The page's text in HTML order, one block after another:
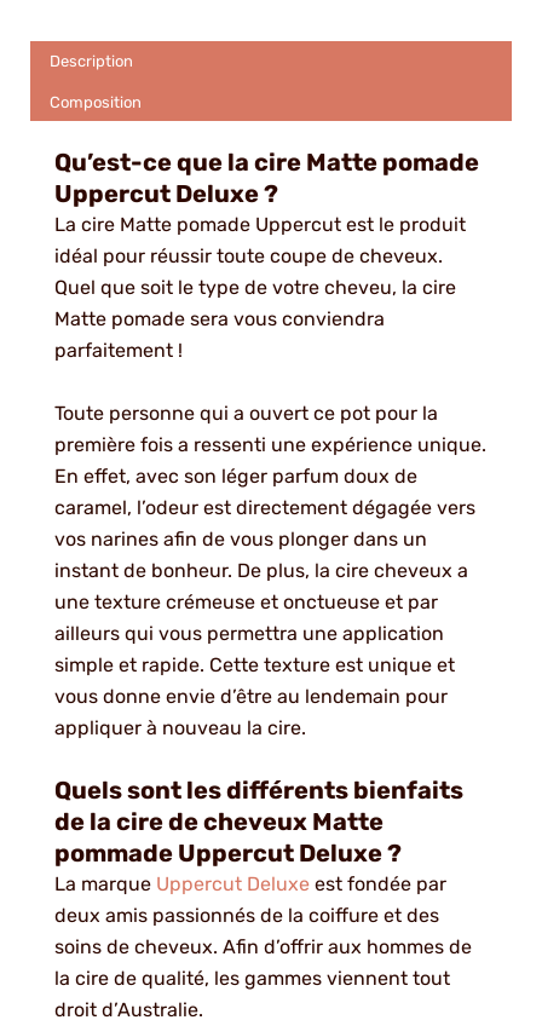
Description
Composition
Qu’est-ce que la cire Matte pomade
Uppercut Deluxe ?
La cire Matte pomade Uppercut est le produit
idéal pour réussir toute coupe de cheveux.
Quel que soit le type de votre cheveu, la cire
Matte pomade sera vous conviendra
parfaitement !
Toute personne qui a ouvert ce pot pour la
première fois a ressenti une expérience unique.
En effet, avec son léger parfum doux de
caramel, l’odeur est directement dégagée vers
vos narines afin de vous plonger dans un
instant de bonheur. De plus, la cire cheveux a
une texture crémeuse et onctueuse et par
ailleurs qui vous permettra une application
simple et rapide. Cette texture est unique et
vous donne envie d’être au lendemain pour
appliquer à nouveau la cire.
Quels sont les différents bienfaits
de la cire de cheveux Matte
pommade Uppercut Deluxe ?
La marque Uppercut Deluxe est fondée par
deux amis passionnés de la coiffure et des
soins de cheveux. Afin d’offrir aux hommes de
la cire de qualité, les gammes viennent tout
droit d’Australie.